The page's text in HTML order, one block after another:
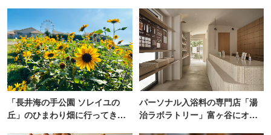
「長井海の手公園 ソレイユの
丘」のひまわり畑に行ってき
パーソナル入浴料の専門店「湯
治ラボラトリー」富ヶ谷にオー